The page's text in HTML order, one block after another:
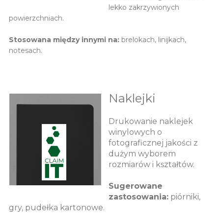
lekko zakrzywionych
powierzchniach.
Stosowana między innymi na:brelokach, linijkach,
notesach.
Naklejki
Drukowanie naklejek
winylowych o
fotograficznej jakości z
dużym wyborem
rozmiarów i kształtów.
Sugerowane
zastosowania:piórniki,
gry, pudełka kartonowe.